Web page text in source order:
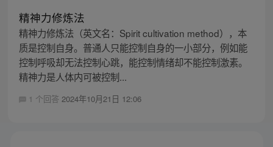
精神力修炼法
精神力修炼法（英文名：Spirit cultivation method），本
质是控制自身。普通人只能控制自身的一小部分，例如能
控制呼吸却无法控制心跳，能控制情绪却不能控制激素。
精神力是人体内可被控制...
1 个回答 2024年10月21日 12:06